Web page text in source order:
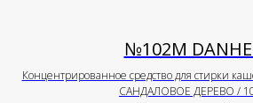
№102М
Концентрированное средство для стирки
САНДАЛОВОЕ ДЕРЕВО /